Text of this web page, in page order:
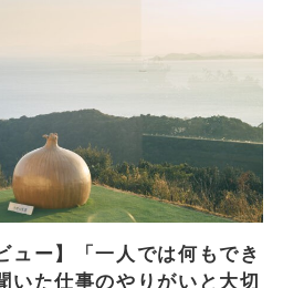
ュー】「一人では何もでき
いた仕事のやりがいと大切